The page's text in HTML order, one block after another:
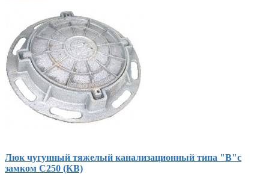
Люк чугунный тяжелый канализационный типа "В"с
замком С250 (КВ)